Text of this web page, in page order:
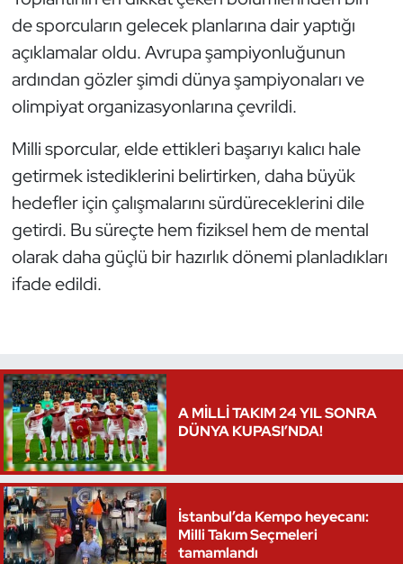
de sporcuların gelecek planlarına dair yaptığı
açıklamalar oldu. Avrupa şampiyonluğunun
ardından gözler şimdi dünya şampiyonaları ve
olimpiyat organizasyonlarına çevrildi.
Milli sporcular, elde ettikleri başarıyı kalıcı hale
getirmek istediklerini belirtirken, daha büyük
hedefler için çalışmalarını sürdüreceklerini dile
getirdi. Bu süreçte hem fiziksel hem de mental
olarak daha güçlü bir hazırlık dönemi planladıkları
ifade edildi.
A MİLLİ TAKIM 24 YIL SONRA
DÜNYA KUPASI’NDA!
İstanbul’da Kempo heyecanı:
Milli Takım Seçmeleri
tamamlandı
Triatlon
Voleybol
Wushu Kungfu
Yelken
Yüzme